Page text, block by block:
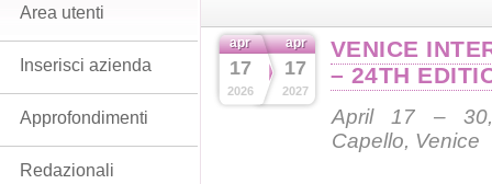
apr
17
2026
apr
17
2027
VENICE
– 24TH
April 17 – 30,
Capello, Venice
Area utenti
Inserisci azienda
Approfondimenti
Redazionali